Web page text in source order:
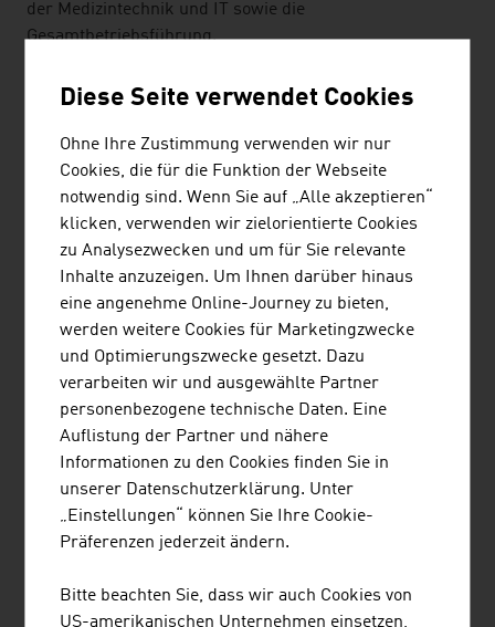
der Medizintechnik und IT sowie die
Gesamtbetriebsführung.
privates Reha-Zentrum eröffnet, ein Ergebnis einer
Partnerschaft zwischen dem Krankenhaus und einem
österreichischen Projektentwickler, der seit 25 Jahren
weltweit als führender Anbieter von
Rehabilitationsleistungen tätig ist.
HEALTHCARE-IT
Im Zeitalter der Digitalisierung nimmt die IT-Branche
einen immer wichtigeren Stellenwert für die
Gesundheitsbranche ein. Österreichische Start-ups
zeigen ihre Stärken vor allem im Bereich der
Healthcare-IT. So entwickelte ein MedTech-Start-up mit
Sitz in Wien eine Bildanalyse, mit der per Smartphone-
Kamera und Datenbank Hauterkrankungen untersucht
werden können.
NACHHALTIGKEIT
Zahlreiche österreichische Medizintechnikfirmen
beschäftigen sich mit der Entwicklung und Herstellung
Diese Seite verwendet Cookies
Ohne Ihre Zustimmung verwenden wir nur
Cookies, die für die Funktion der Webseite
notwendig sind. Wenn Sie auf „Alle akzeptieren“
klicken, verwenden wir zielorientierte Cookies
zu Analysezwecken und um für Sie relevante
Inhalte anzuzeigen. Um Ihnen darüber hinaus
eine angenehme Online-Journey zu bieten,
werden weitere Cookies für Marketingzwecke
und Optimierungszwecke gesetzt. Dazu
verarbeiten wir und ausgewählte Partner
personenbezogene technische Daten. Eine
Auflistung der Partner und nähere
Informationen zu den Cookies finden Sie in
unserer Datenschutzerklärung. Unter
„Einstellungen“ können Sie Ihre Cookie-
Präferenzen jederzeit ändern.
Bitte beachten Sie, dass wir auch Cookies von
US-amerikanischen Unternehmen einsetzen,